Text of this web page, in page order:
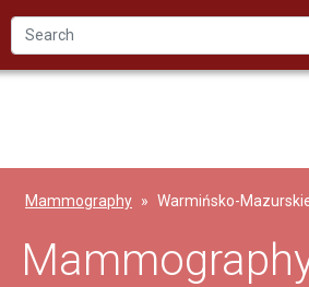
Mammography Warmińsko-